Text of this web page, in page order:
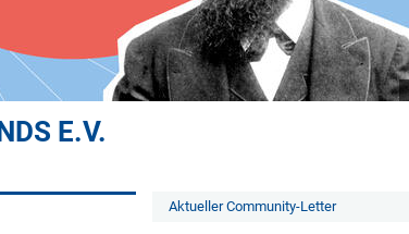
E.V.
Aktueller Community-Letter